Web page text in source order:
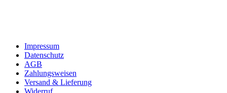
Impressum
Datenschutz
AGB
Zahlungsweisen
Versand & Lieferung
Widerruf